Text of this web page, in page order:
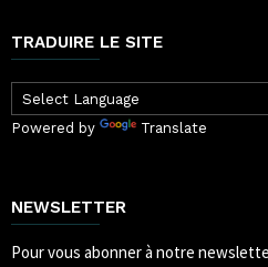
TRADUIRE LE SITE
Powered by Translate
NEWSLETTER
Pour vous abonner à notre